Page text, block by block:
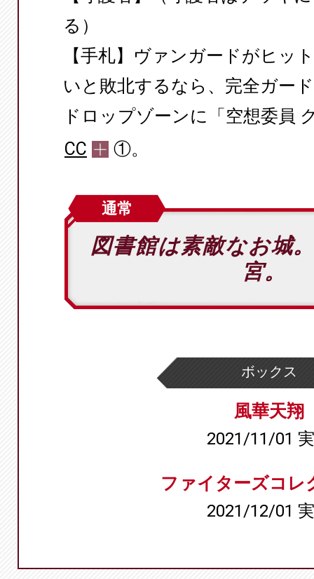
る）
【手札】ヴァンガードがヒッ
いと敗北するなら、完全ガー
ドロップゾーンに「空想委員
CC
①。
通常
図書館は素敵なお城
宮。
ボックス
風華天翔
2021/11/01
ファイターズコレ
2021/12/01